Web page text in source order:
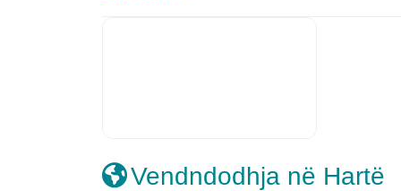
Vendndodhja në Hartë